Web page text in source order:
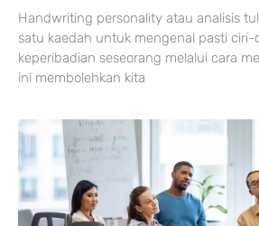
Handwriting personality atau analisis
satu kaedah untuk mengenal pasti ciri-
keperibadian seseorang melalui cara
ini membolehkan kita